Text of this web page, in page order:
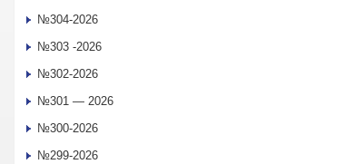
№304-2026
№303 -2026
№302-2026
№301 — 2026
№300-2026
№299-2026